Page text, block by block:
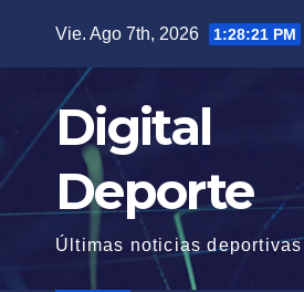
contenido
Vie. Ago 7th, 2026 1:28:22 PM
Digital
Deporte
Últimas noticias deportivas